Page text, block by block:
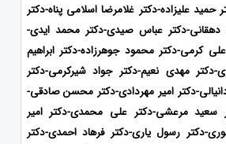
حمید علیزاده-دکتر غلامرضا اسلامی پناه-دکتر
دهقانی-دکتر عباس صیدی-دکتر محمد ایدی-
کرمی-دکتر محمود جوهرزاده-دکتر ابراهیم
دکتر مهدی نعیم-دکتر جواد شیرکرمی-دکتر
دکتر امیر مهردادی-دکتر محسن صادقی-
سعید مرعشی-دکتر علی محمدی-دکتر امیر
دکتر رسول یاری-دکتر فرهاد احمدی-دکتر